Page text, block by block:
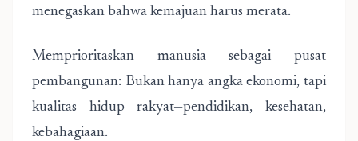
menegaskan bahwa kemajuan harus merata.
Memprioritaskan manusia sebagai pusat
pembangunan: Bukan hanya angka ekonomi, tapi
kualitas hidup rakyat—pendidikan, kesehatan,
kebahagiaan.